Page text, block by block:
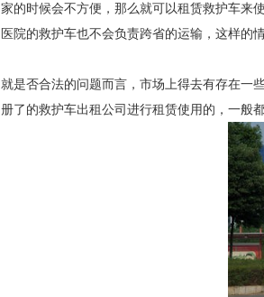
家的时候会不方便，那么就可以租赁救护车来
医院的救护车也不会负责跨省的运输，这样的
就是否合法的问题而言，市场上得去有存在一
册了的救护车出租公司进行租赁使用的，一般